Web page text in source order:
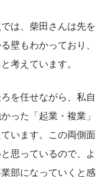
は、柴田さんは先を
壁もわかっており、
考えています。
を任せながら、私自
った「起業・複業」
います。この両側面
思っているので、よ
部になっていくと感